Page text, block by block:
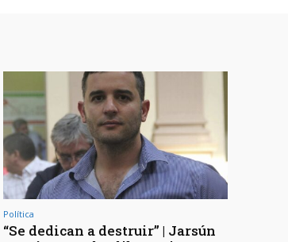
Política
“Se dedican a destruir” | Jarsún